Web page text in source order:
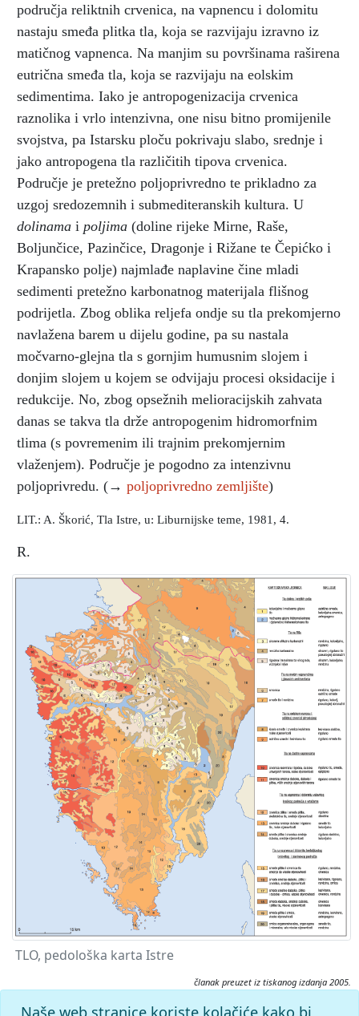
područja reliktnih crvenica, na vapnencu i dolomitu
nastaju smeđa plitka tla, koja se razvijaju izravno iz
matičnog vapnenca. Na manjim su površinama raširena
eutrična smeđa tla, koja se razvijaju na eolskim
sedimentima. Iako je antropogenizacija crvenica
raznolika i vrlo intenzivna, one nisu bitno promijenile
svojstva, pa Istarsku ploču pokrivaju slabo, srednje i
jako antropogena tla različitih tipova crvenica.
Područje je pretežno poljoprivredno te prikladno za
uzgoj sredozemnih i submediteranskih kultura. U
dolinama i poljima (doline rijeke Mirne, Raše,
Boljunčice, Pazinčice, Dragonje i Rižane te Čepićko i
Krapansko polje) najmlađe naplavine čine mladi
sedimenti pretežno karbonatnog materijala flišnog
podrijetla. Zbog oblika reljefa ondje su tla prekomjerno
navlažena barem u dijelu godine, pa su nastala
močvarno-glejna tla s gornjim humusnim slojem i
donjim slojem u kojem se odvijaju procesi oksidacije i
redukcije. No, zbog opsežnih melioracijskih zahvata
danas se takva tla drže antropogenim hidromorfnim
tlima (s povremenim ili trajnim prekomjernim
vlaženjem). Područje je pogodno za intenzivnu
poljoprivredu. (→ poljoprivredno zemljište)
LIT.: A. Škorić, Tla Istre, u: Liburnijske teme, 1981, 4.
R.
TLO, pedološka karta Istre
članak preuzet iz tiskanog izdanja 2005.
Citiranje:
Naše web stranice koriste kolačiće kako bi